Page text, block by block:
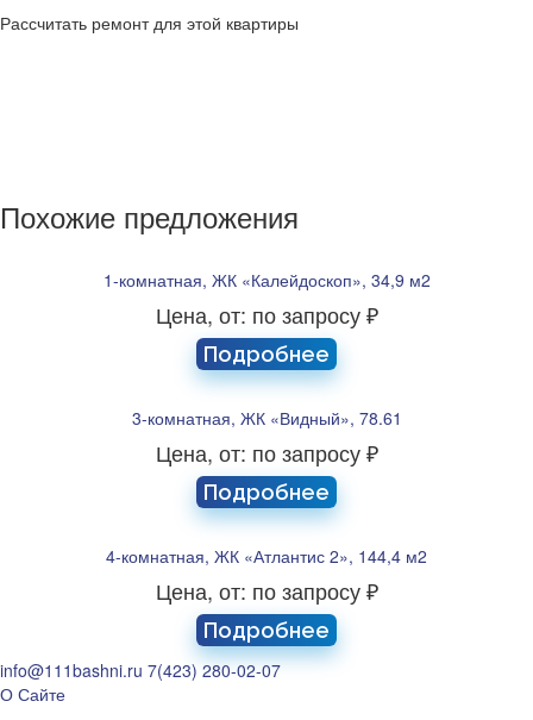
Рассчитать ремонт для этой квартиры
Похожие предложения
1-комнатная, ЖК «Калейдоскоп», 34,9 м2
Цена, от: по запросу ₽
Подробнее
3-комнатная, ЖК «Видный», 78.61
Цена, от: по запросу ₽
Подробнее
4-комнатная, ЖК «Атлантис 2», 144,4 м2
Цена, от: по запросу ₽
Подробнее
info@111bashni.ru 7(423) 280-02-07
О Сайте